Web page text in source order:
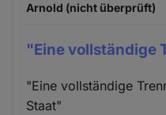
Arnold (nicht überprüft)
"Eine vollständige
"Eine vollständige
Staat"